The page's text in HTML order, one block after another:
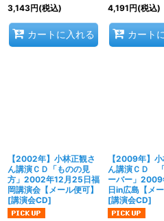
3,143円(税込)
カートに入れる
4,191円(税込)
カート
【2002年】小林正観さ
ん講演ＣＤ「ものの見
方」2002年12月25日福
岡講演会【メール便可】
[講演会CD]
【2009年】
ん講演ＣＤ
ーバー」2009
日in広島【メー
[講演会CD]